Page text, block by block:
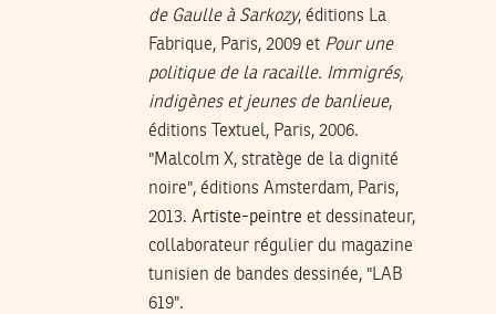
de Gaulle à Sarkozy, éditions La
Fabrique, Paris, 2009 et Pour une
politique de la racaille. Immigrés,
indigènes et jeunes de banlieue,
éditions Textuel, Paris, 2006.
"Malcolm X, stratège de la dignité
noire", éditions Amsterdam, Paris,
2013. Artiste-peintre et dessinateur,
collaborateur régulier du magazine
tunisien de bandes dessinée, "LAB
619".